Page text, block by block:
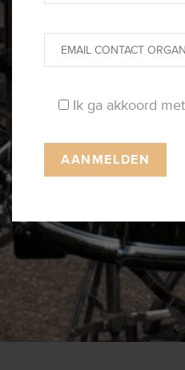
Ik ga akkoord